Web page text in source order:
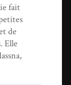
fait
de
Elle